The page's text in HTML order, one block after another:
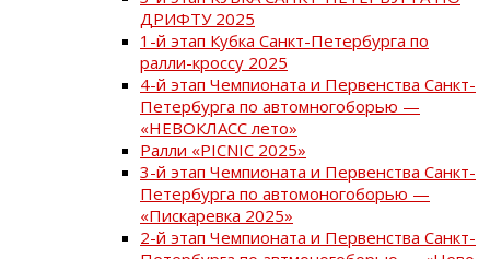
ДРИФТУ 2025
1-й этап Кубка Санкт-Петербурга по
ралли-кроссу 2025
4-й этап Чемпионата и Первенства Санкт-
Петербурга по автомногоборью —
«НЕВОКЛАСС лето»
Ралли «PICNIC 2025»
3-й этап Чемпионата и Первенства Санкт-
Петербурга по автомоногоборью —
«Пискаревка 2025»
2-й этап Чемпионата и Первенства Санкт-